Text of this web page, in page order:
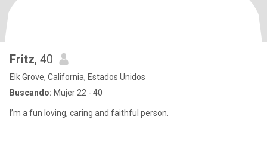
Fritz, 40
Elk Grove, California, Estados Unidos
Buscando: Mujer 22 - 40
I’m a fun loving, caring and faithful person.